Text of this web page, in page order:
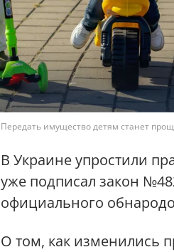
Передать имущество детям станет
В Украине упростили
уже подписал закон
официального
О том, как изменились